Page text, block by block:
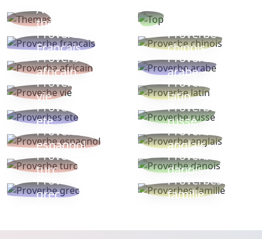
Autres
thèmes
Proverbe
Français
Proverbe
chinois
Proverbe
africain
Proverbe
arabe
Proverbe
vie
Proverbe
latin
Proverbes
ete
Proverbe
russe
Proverbe
espagnol
Proverbe
anglais
Proverbe
turc
Proverbe
danois
Proverbe
grec
Proverbes
famille